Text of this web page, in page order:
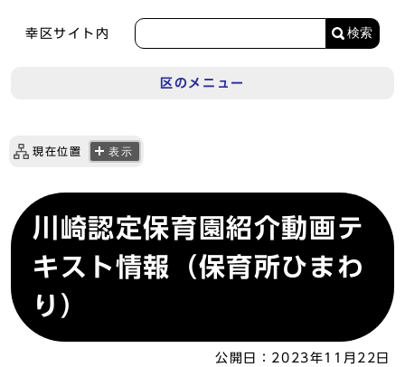
幸区サイト内 検索
区のメニュー
現在位置 表示
川崎認定保育園紹介動画テ
キスト情報（保育所ひまわ
り）
公開日： 2023年11月22日